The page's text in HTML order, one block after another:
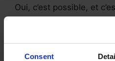
Consent
Oui, c’est possible, et